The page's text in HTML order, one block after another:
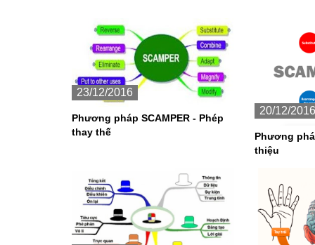
23/12/2016
Phương pháp SCAMPER - Phép
thay thế
20/12/2016
Phương
thiệu